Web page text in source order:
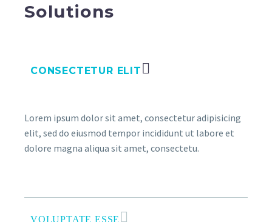
Solutions
CONSECTETUR ELIT
Lorem ipsum dolor sit amet, consectetur adipisicing
elit, sed do eiusmod tempor incididunt ut labore et
dolore magna aliqua sit amet, consectetu.
VOLUPTATE ESSE